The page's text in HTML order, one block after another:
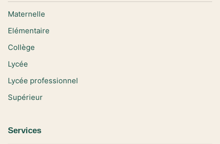
Maternelle
Elémentaire
Collège
Lycée
Lycée professionnel
Supérieur
Services